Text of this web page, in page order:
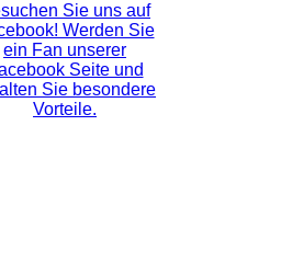
Sie uns auf
Werden Sie
ein Fan unserer
Seite und
Sie besondere
Vorteile.